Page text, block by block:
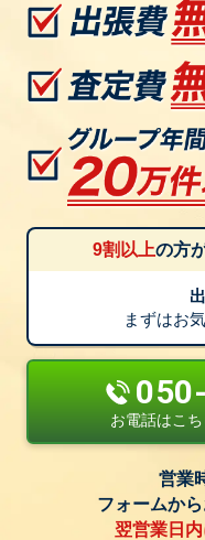
9割以上の方
まずはお
お電話はこ
営業
フォームか
翌営業日